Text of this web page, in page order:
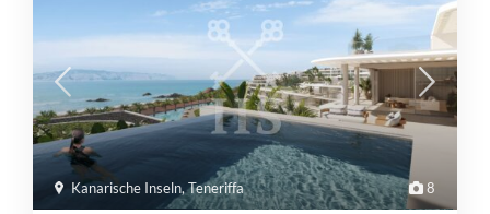
8
Kanarische Inseln,Teneriffa